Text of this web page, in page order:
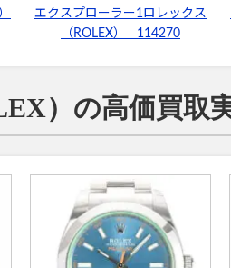
エクスプローラー1ロレックス
（ROLEX） 114270
）の高価買取